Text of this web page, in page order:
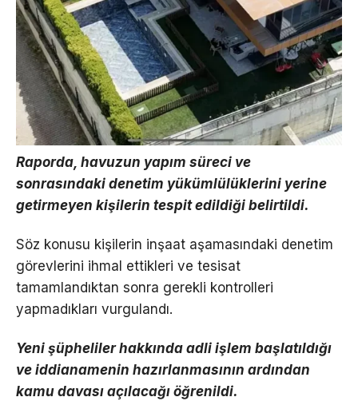
Raporda, havuzun yapım süreci ve
sonrasındaki denetim yükümlülüklerini yerine
getirmeyen kişilerin tespit edildiği belirtildi.
Söz konusu kişilerin inşaat aşamasındaki denetim
görevlerini ihmal ettikleri ve tesisat
tamamlandıktan sonra gerekli kontrolleri
yapmadıkları vurgulandı.
Yeni şüpheliler hakkında adli işlem başlatıldığı
ve iddianamenin hazırlanmasının ardından
kamu davası açılacağı öğrenildi.